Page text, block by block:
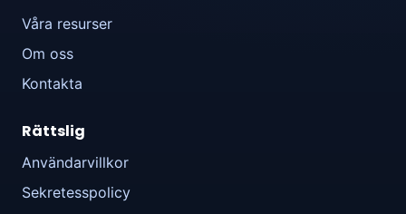
Våra resurser
Om oss
Kontakta
Rättslig
Användarvillkor
Sekretesspolicy